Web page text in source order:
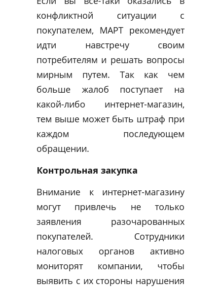
конфликтной ситуации с
покупателем, МАРТ рекомендует
идти навстречу своим
потребителям и решать вопросы
мирным путем. Так как чем
больше жалоб поступает на
какой-либо интернет-магазин,
тем выше может быть штраф при
каждом последующем
обращении.
Контрольная закупка
Внимание к интернет-магазину
могут привлечь не только
заявления разочарованных
покупателей. Сотрудники
налоговых органов активно
мониторят компании, чтобы
выявить с их стороны нарушения